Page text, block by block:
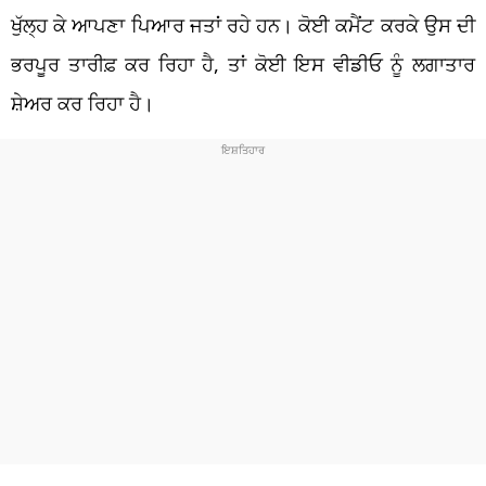
ਖੁੱਲ੍ਹ ਕੇ ਆਪਣਾ ਪਿਆਰ ਜਤਾਂ ਰਹੇ ਹਨ। ਕੋਈ ਕਮੈਂਟ ਕਰਕੇ ਉਸ ਦੀ
ਭਰਪੂਰ ਤਾਰੀਫ਼ ਕਰ ਰਿਹਾ ਹੈ, ਤਾਂ ਕੋਈ ਇਸ ਵੀਡੀਓ ਨੂੰ ਲਗਾਤਾਰ
ਸ਼ੇਅਰ ਕਰ ਰਿਹਾ ਹੈ।